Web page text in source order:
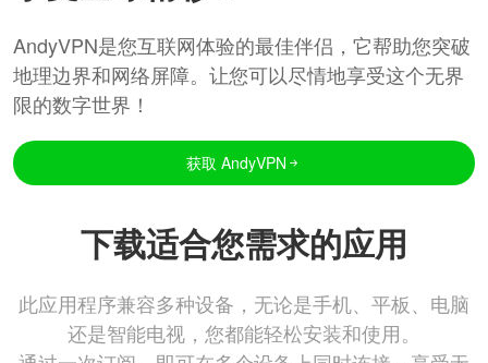
AndyVPN是您互联网体验的最佳伴侣，它帮助您突破
地理边界和网络屏障。让您可以尽情地享受这个无界
限的数字世界！
获取 AndyVPN
下载适合您需求的应用
此应用程序兼容多种设备，无论是手机、平板、电脑
还是智能电视，您都能轻松安装和使用。